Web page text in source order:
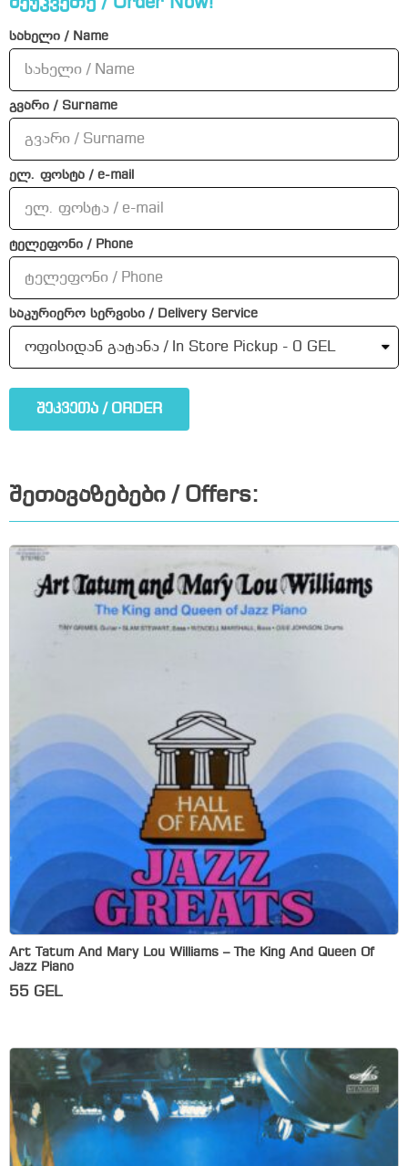
სახელი / Name
გვარი / Surname
ელ. ფოსტა / e-mail
ტელეფონი / Phone
საკურიერო სერვისი / Delivery Service
შეკვეთა / ORDER
შეთავაზებები / Offers:
Art Tatum And Mary Lou Williams – The King And Queen Of
Jazz Piano
55 GEL